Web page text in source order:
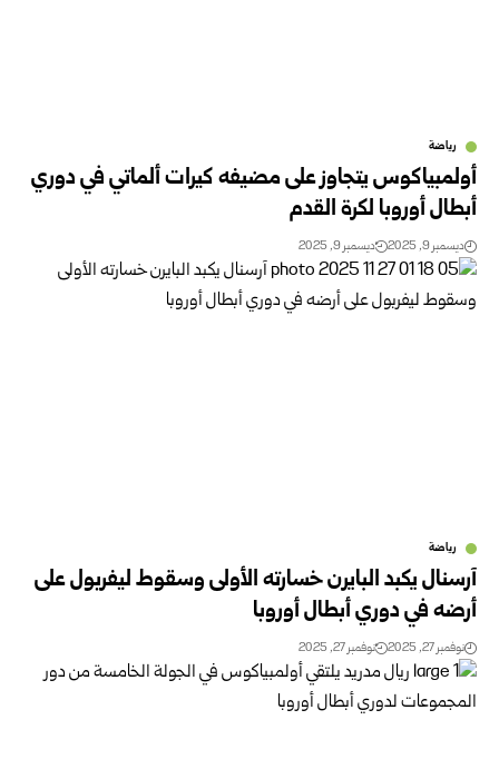
رياضة
أولمبياكوس يتجاوز على مضيفه كيرات ألماتي في دوري
أبطال أوروبا لكرة القدم
ديسمبر 9, 2025 ديسمبر 9, 2025
رياضة
آرسنال يكبد البايرن خسارته الأولى وسقوط ليفربول على
أرضه في دوري أبطال أوروبا
نوفمبر 27, 2025 نوفمبر 27, 2025